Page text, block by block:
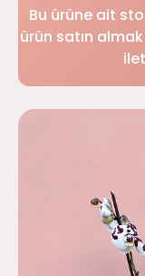
Bu ürüne ait
ürün satın